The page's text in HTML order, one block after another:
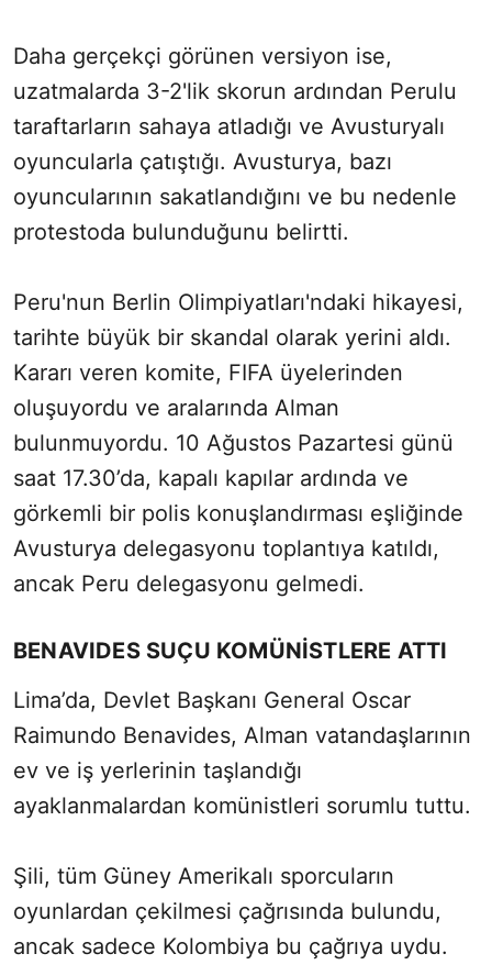
Daha gerçekçi görünen versiyon ise,
uzatmalarda 3-2'lik skorun ardından Perulu
taraftarların sahaya atladığı ve Avusturyalı
oyuncularla çatıştığı. Avusturya, bazı
oyuncularının sakatlandığını ve bu nedenle
protestoda bulunduğunu belirtti.
Peru'nun Berlin Olimpiyatları'ndaki hikayesi,
tarihte büyük bir skandal olarak yerini aldı.
Kararı veren komite, FIFA üyelerinden
oluşuyordu ve aralarında Alman
bulunmuyordu. 10 Ağustos Pazartesi günü
saat 17.30’da, kapalı kapılar ardında ve
görkemli bir polis konuşlandırması eşliğinde
Avusturya delegasyonu toplantıya katıldı,
ancak Peru delegasyonu gelmedi.
BENAVIDES SUÇU KOMÜNİSTLERE ATTI
Lima’da, Devlet Başkanı General Oscar
Raimundo Benavides, Alman vatandaşlarının
ev ve iş yerlerinin taşlandığı
ayaklanmalardan komünistleri sorumlu tuttu.
Şili, tüm Güney Amerikalı sporcuların
oyunlardan çekilmesi çağrısında bulundu,
ancak sadece Kolombiya bu çağrıya uydu.